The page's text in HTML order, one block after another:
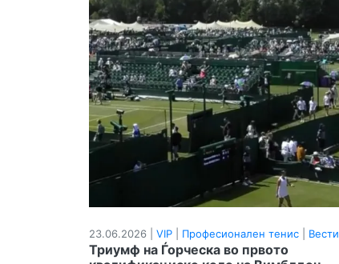
23.06.2026 | VIP Професионален тенис Вести
Триумф на Ѓорческа во првото